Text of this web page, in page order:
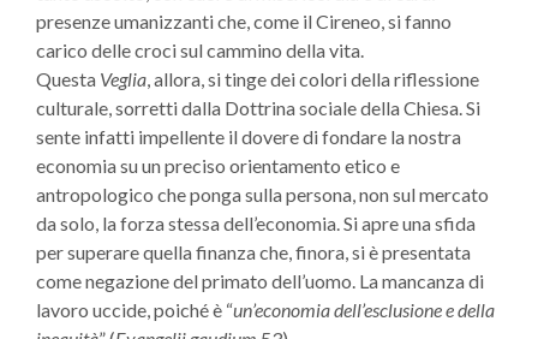
presenze umanizzanti che, come il Cireneo, si fanno
carico delle croci sul cammino della vita.
Questa Veglia, allora, si tinge dei colori della riflessione
culturale, sorretti dalla Dottrina sociale della Chiesa. Si
sente infatti impellente il dovere di fondare la nostra
economia su un pre­ciso orientamento etico e
antropologico che ponga sulla persona, non sul mercato
da solo, la forza stessa dell’economia. Si apre una sfida
per superare quella finanza che, finora, si è presentata
come negazione del prima­to dell’uomo. La mancanza di
lavoro uccide, poiché è “un’economia dell’esclusione e della